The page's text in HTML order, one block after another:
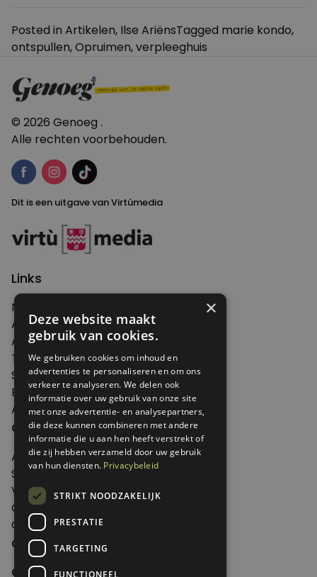
90-
plus”
Posted in Artikelen, Ilse AriënsTagged marie kondo,
ontspullen,Opruimen,verpleeghuis
© 2026 Genoeg .
Alle rechten voorbehouden.
Dit is een uitgave van Virtùmedia
Links
Nieuws
Artikelen
Agenda
Thema's
Shop
Edities
Abonneren
Over Genoeg
Adverteren
Samenwerken
Verkooppunten
Over Genoeg
Contact
Contactgegevens
Genoeg
×
Deze website maakt
gebruik van cookies.
We gebruiken cookies om inhoud en
advertenties te personaliseren en om ons
verkeer te analyseren. We delen ook
informatie over uw gebruik van onze site
met onze advertentie- en analysepartners,
die deze kunnen combineren met andere
informatie die u aan hen heeft verstrekt of
die zij hebben verzameld door uw gebruik
van hun diensten. Privacybeleid
STRIKT NOODZAKELIJK
PRESTATIE
TARGETING
FUNCTIONEEL